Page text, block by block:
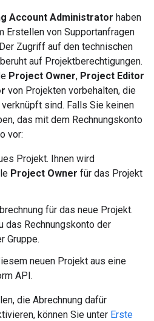
Account Administrator haben
Erstellen von Supportanfragen
Zugriff auf den technischen
auf Projektberechtigungen.
Project Owner, Project Editor
von Projekten vorbehalten, die
sind. Falls Sie keinen
das mit dem Rechnungskonto
vor:
Projekt. Ihnen wird
Project Owner für das Projekt
für das neue Projekt.
das Rechnungskonto der
Gruppe.
neuen Projekt aus eine
API.
die Abrechnung dafür
können Sie unter Erste